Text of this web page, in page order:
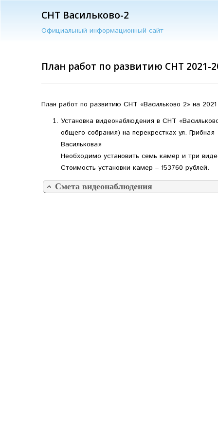
СНТ Васильково-2
Официальный информационный сайт
План работ по развитию СНТ 2021-
План работ по развитию СНТ «Васильково 2» на
Установка видеонаблюдения в СНТ
общего собрания) на перекрестках ул.
Васильковая
Необходимо установить семь камер и три
Стоимость установки камер – 153760 рублей.
Смета видеонаблюдения